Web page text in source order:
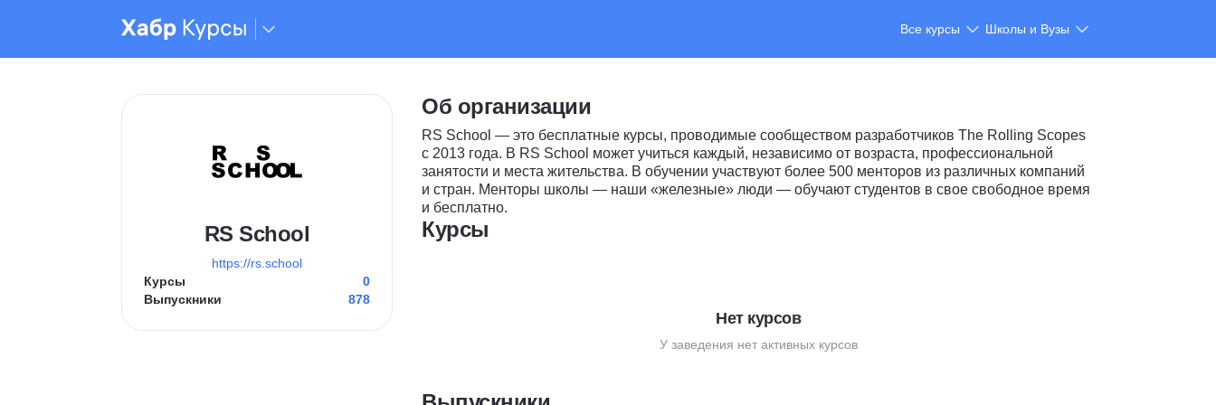
Все курсы Школы и Вузы
RS School
https://rs.school
Курсы
0
Выпускники
878
Об организации
RS School — это бесплатные курсы, проводимые сообществом разработчиков The Rolling Scopes
с 2013 года. В RS School может учиться каждый, независимо от возраста, профессиональной
занятости и места жительства. В обучении участвуют более 500 менторов из различных компаний
и стран. Менторы школы — наши «железные» люди — обучают студентов в свое свободное время
и бесплатно.
Курсы
Нет курсов
У заведения нет активных курсов